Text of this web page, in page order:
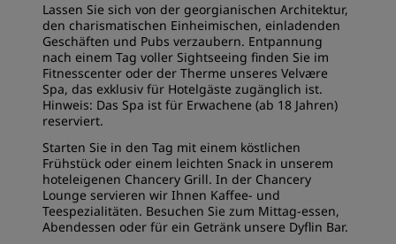
Lassen Sie sich von der georgianischen Architektur,
den charismatischen Einheimischen, einladenden
Geschäften und Pubs verzaubern. Entpannung
nach einem Tag voller Sightseeing finden Sie im
Fitnesscenter oder der Therme unseres Velvære
Spa, das exklusiv für Hotelgäste zugänglich ist.
Hinweis: Das Spa ist für Erwachene (ab 18 Jahren)
reserviert.
Starten Sie in den Tag mit einem köstlichen
Frühstück oder einem leichten Snack in unserem
hoteleigenen Chancery Grill. In der Chancery
Lounge servieren wir Ihnen Kaffee- und
Teespezialitäten. Besuchen Sie zum Mittag-essen,
Abendessen oder für ein Getränk unsere Dyflin Bar.